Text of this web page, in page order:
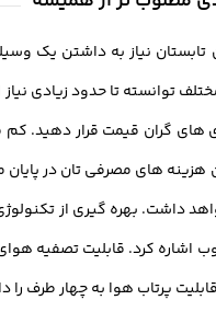
تابستان نیاز به داشتن یک
توانسته تا حدود زیادی
هزینه های مصرفی تان در
داشت. بهره گیری از
پرتاب هوا به چهار طرف را